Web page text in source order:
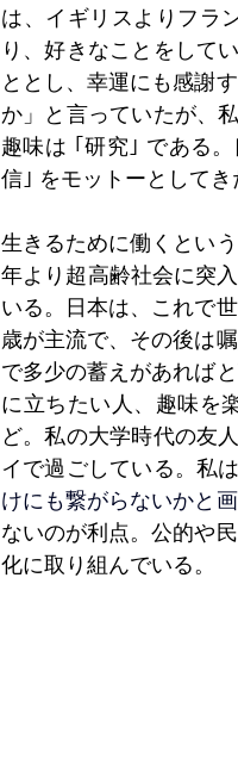
は、イギリスよりフラ
り、好きなことをして
ととし、幸運にも感謝
か」と言っていたが、
趣味は ｢研究｣ である
信｣ をモットーとしてき
生きるために働くとい
年より超高齢社会に突
いる。日本は、これで
歳が主流で、その後は
で多少の蓄えがあれば
に立ちたい人、趣味を
ど。私の大学時代の友
イで過ごしている。私
けにも繋がらないかと
ないのが利点。公的や
化に取り組んでいる。